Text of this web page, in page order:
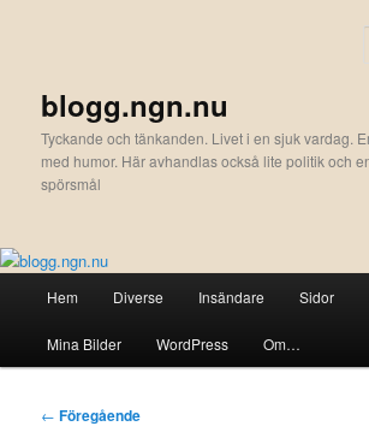
blogg.ngn.nu
Tyckande och tänkanden. Livet i en sjuk vardag.
med humor. Här avhandlas också lite politik och
spörsmål
Hem Diverse Insändare Sidor
Mina Bilder WordPress Om…
Inläggsnavigering
← Föregående